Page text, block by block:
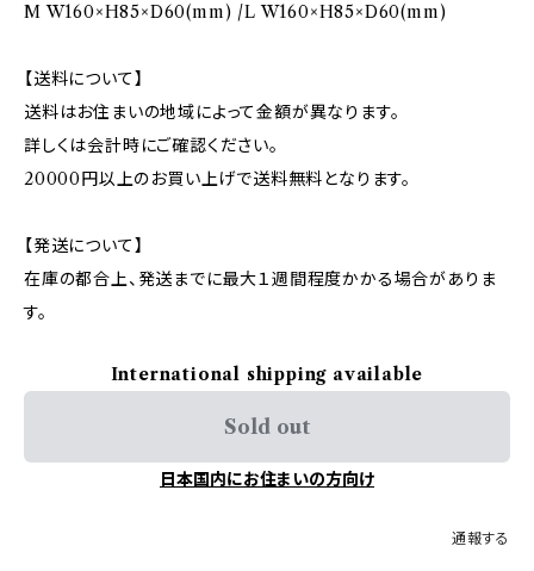
M W160×H85×D60(mm) /L W160×H85×D60(mm)
【送料について】
送料はお住まいの地域によって金額が異なります。
詳しくは会計時にご確認ください。
20000円以上のお買い上げで送料無料となります。
【発送について】
在庫の都合上、発送までに最大１週間程度かかる場合がありま
す。
International shipping available
Sold out
日本国内にお住まいの方向け
通報する